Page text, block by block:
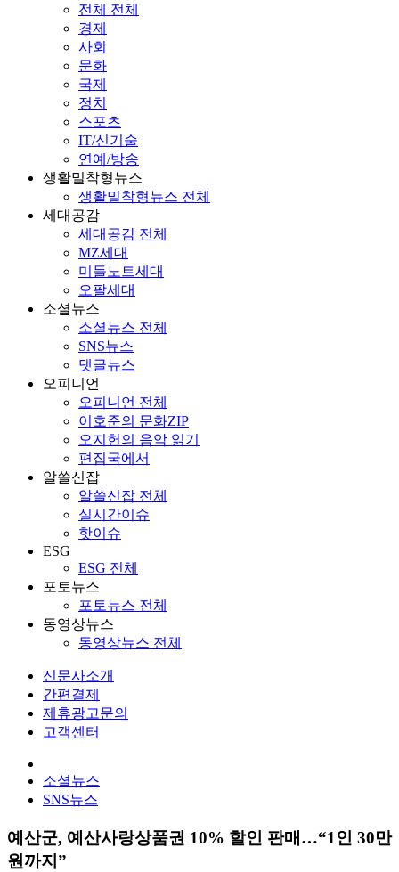
전체 전체
경제
사회
문화
국제
정치
스포츠
IT/신기술
연예/방송
생활밀착형뉴스
생활밀착형뉴스 전체
세대공감
세대공감 전체
MZ세대
미들노트세대
오팔세대
소셜뉴스
소셜뉴스 전체
SNS뉴스
댓글뉴스
오피니언
오피니언 전체
이호준의 문화ZIP
오지헌의 음악 읽기
편집국에서
알쓸신잡
알쓸신잡 전체
실시간이슈
핫이슈
ESG
ESG 전체
포토뉴스
포토뉴스 전체
동영상뉴스
동영상뉴스 전체
신문사소개
간편결제
제휴광고문의
고객센터
소셜뉴스
SNS뉴스
예산군, 예산사랑상품권 10% 할인 판매…“1인 30만
원까지”